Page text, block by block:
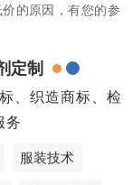
的原因，有您的参
定制
、织造商标、检
务
服装技术